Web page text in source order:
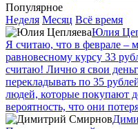
Популярное
Неделя Месяц Всё время
Юлия
Я считаю, что в феврале –
равновесному курсу 33
считаю! Лично я свои
перекладывать по 35
людей, которые покупают
вероятность, что они